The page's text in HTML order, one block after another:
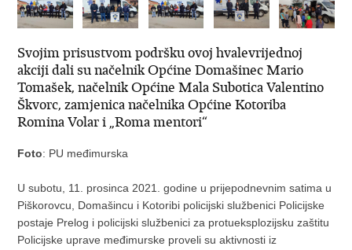
Svojim prisustvom podršku ovoj hvalevrijednoj
akciji dali su načelnik Općine Domašinec Mario
Tomašek, načelnik Općine Mala Subotica Valentino
Škvorc, zamjenica načelnika Općine Kotoriba
Romina Volar i „Roma mentori“
Foto: PU međimurska
U subotu, 11. prosinca 2021. godine u prijepodnevnim satima u
Piškorovcu, Domašincu i Kotoribi policijski službenici Policijske
postaje Prelog i policijski službenici za protueksplozijsku zaštitu
Policijske uprave međimurske proveli su aktivnosti iz